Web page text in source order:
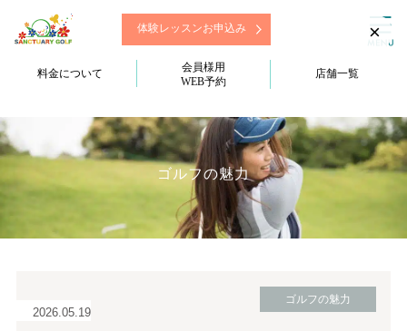
体験レッスンお申込み
料金について
会員様用
WEB予約
店舗一覧
ゴルフの魅力
2026.05.19
ゴルフの魅力
×